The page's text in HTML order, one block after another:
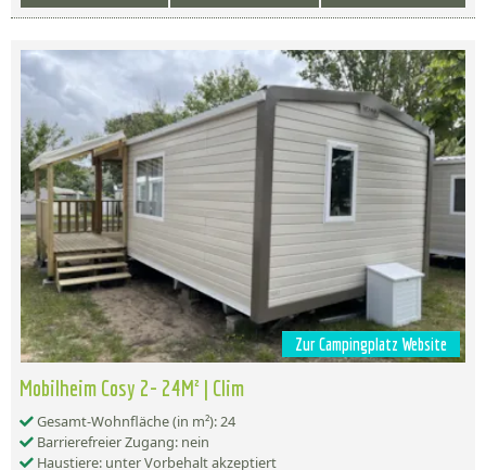
Zur Campingplatz Website
Mobilheim Cosy 2- 24M² | Clim
Gesamt-Wohnfläche (in m²): 24
Barrierefreier Zugang: nein
Haustiere: unter Vorbehalt akzeptiert